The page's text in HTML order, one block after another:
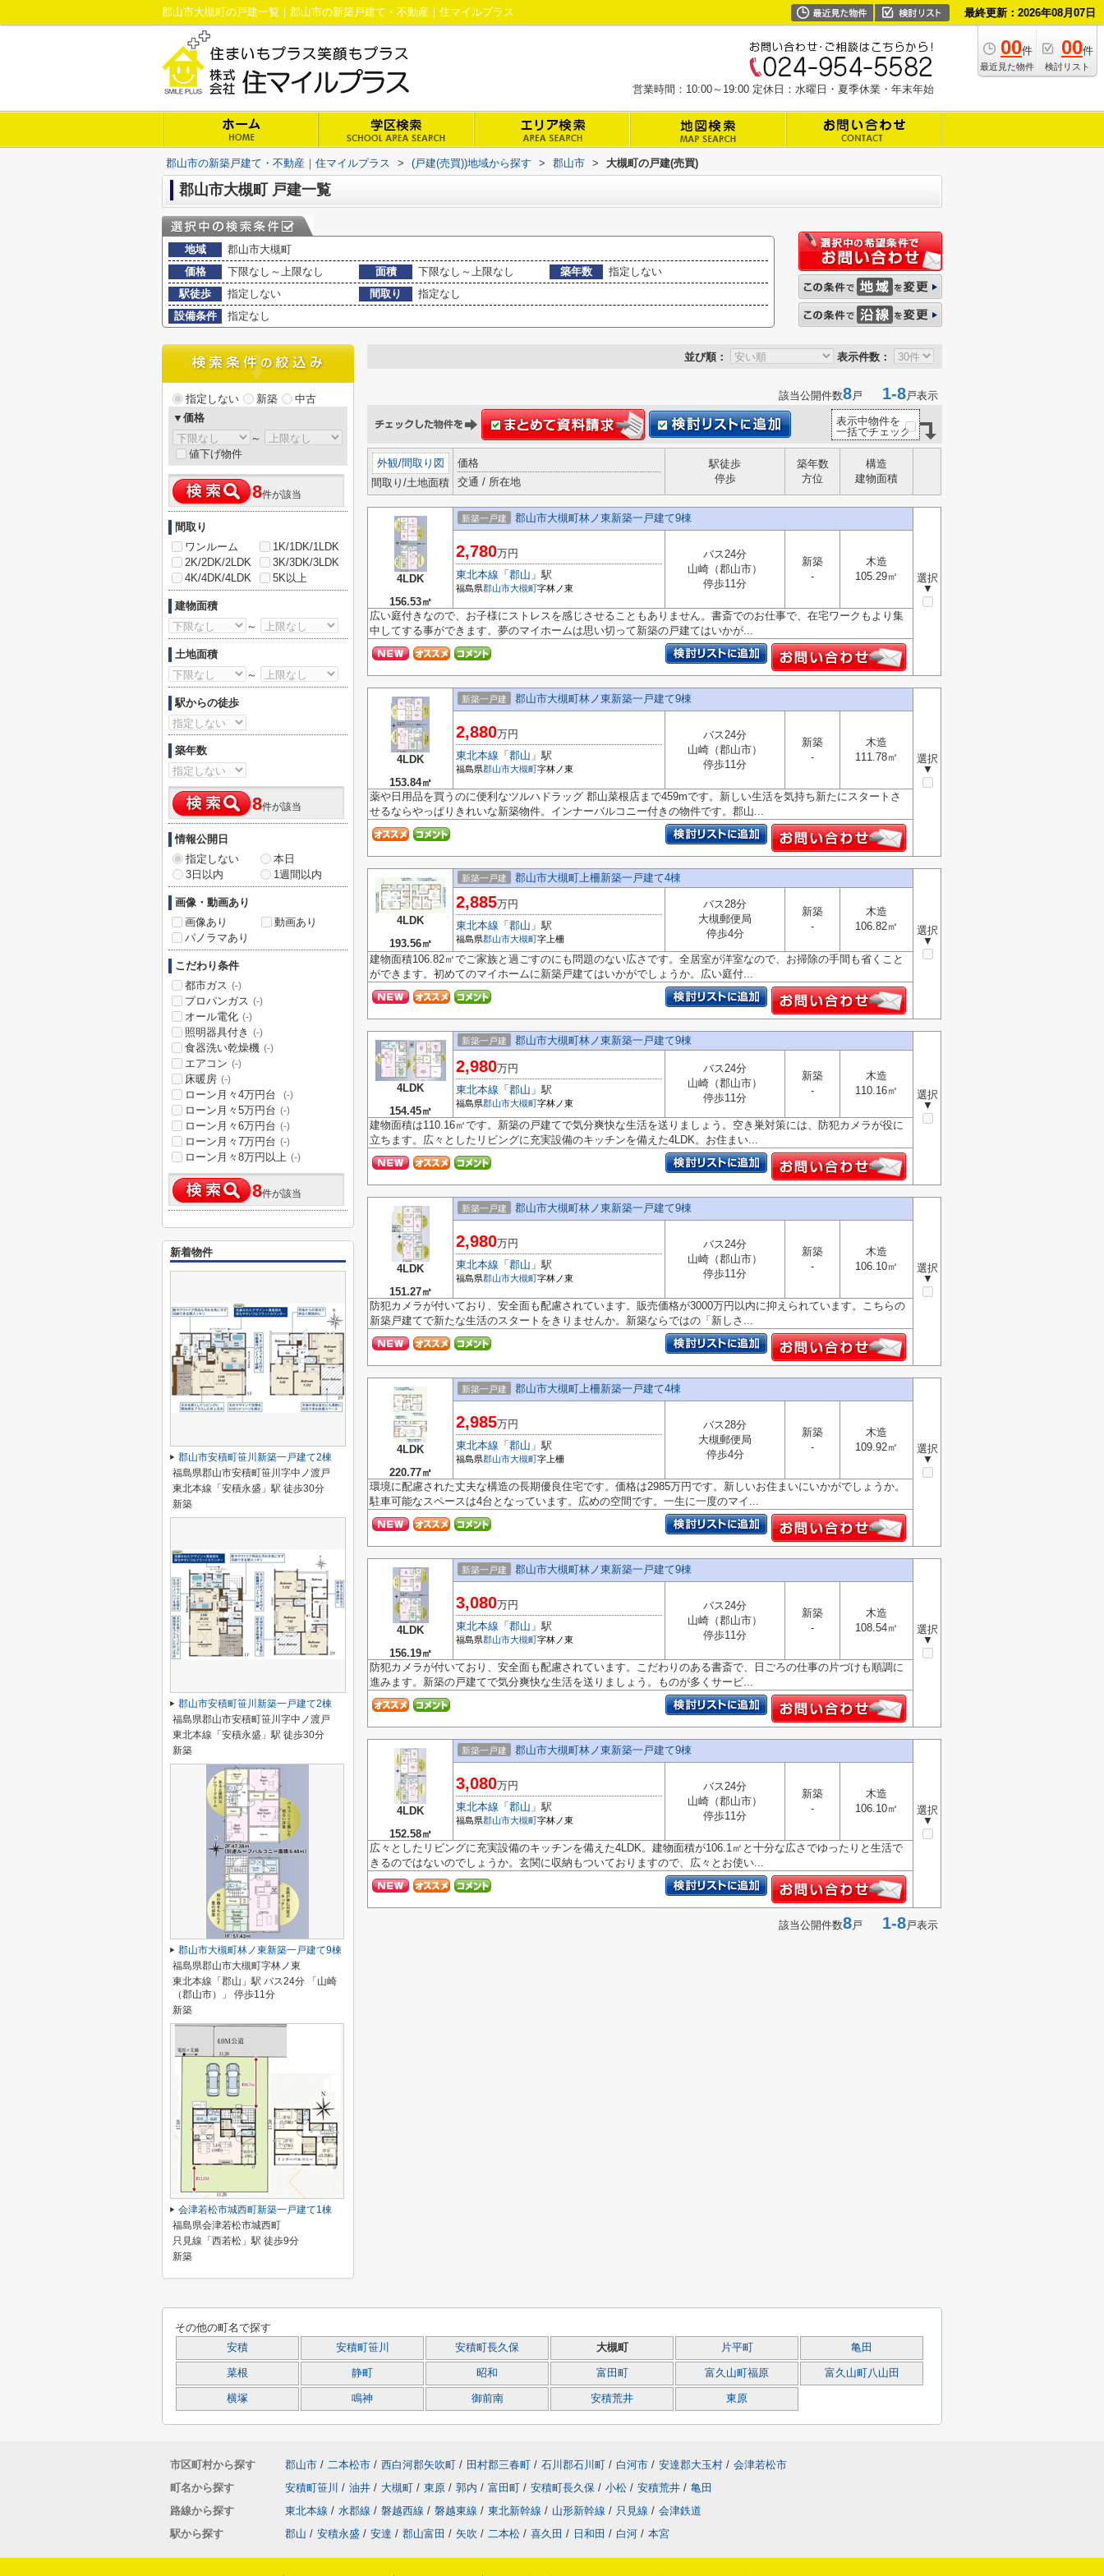
郡山市大槻町の戸建一覧｜郡山市の新築戸建て・不動産｜住マイルプラス 最終更新：2026年08月07日
00件
最近見た物件
00件
検討リスト
営業時間：10:00～19:00 定休日：水曜日・夏季休業・年末年始
郡山市の新築戸建て・不動産｜住マイルプラス > (戸建(売買))地域から探す > 郡山市 > 大槻町の戸建(売買)
郡山市大槻町 戸建一覧
地域
郡山市大槻町
価格
下限なし～上限なし 面積 下限なし～上限なし 築年数
指定しない
駅徒歩
指定しない 間取り
指定なし
設備条件
指定なし
並び順： 表示件数：
該当公開件数8戸 1-8戸表示
表示中物件を
一括でチェック
外観/間取り図
間取り/土地面積
価格
交通 / 所在地
駅徒歩
停歩
築年数
方位
構造
建物面積
4LDK
156.53㎡
新築一戸建 郡山市大槻町林ノ東新築一戸建て9棟
選択
▼
2,780万円
東北本線 「 郡山 」駅
福島県郡山市大槻町字林ノ東
バス24分
山崎（郡山市）
停歩11分
新築
-
木造
105.29㎡
広い庭付きなので、お子様にストレスを感じさせることもありません。書斎でのお仕事で、在宅ワークもより集
中してする事ができます。夢のマイホームは思い切って新築の戸建てはいかが...
4LDK
153.84㎡
新築一戸建 郡山市大槻町林ノ東新築一戸建て9棟
選択
▼
2,880万円
東北本線 「 郡山 」駅
福島県郡山市大槻町字林ノ東
バス24分
山崎（郡山市）
停歩11分
新築
-
木造
111.78㎡
薬や日用品を買うのに便利なツルハドラッグ 郡山菜根店まで459mです。新しい生活を気持ち新たにスタートさ
せるならやっぱりきれいな新築物件。インナーバルコニー付きの物件です。郡山...
4LDK
193.56㎡
新築一戸建 郡山市大槻町上柵新築一戸建て4棟
選択
▼
2,885万円
東北本線 「 郡山 」駅
福島県郡山市大槻町字上柵
バス28分
大槻郵便局
停歩4分
新築
-
木造
106.82㎡
建物面積106.82㎡でご家族と過ごすのにも問題のない広さです。全居室が洋室なので、お掃除の手間も省くこと
ができます。初めてのマイホームに新築戸建てはいかがでしょうか。広い庭付...
4LDK
154.45㎡
新築一戸建 郡山市大槻町林ノ東新築一戸建て9棟
選択
▼
2,980万円
東北本線 「 郡山 」駅
福島県郡山市大槻町字林ノ東
バス24分
山崎（郡山市）
停歩11分
新築
-
木造
110.16㎡
建物面積は110.16㎡です。新築の戸建てで気分爽快な生活を送りましょう。空き巣対策には、防犯カメラが役に
立ちます。広々としたリビングに充実設備のキッチンを備えた4LDK。お住まい...
4LDK
151.27㎡
新築一戸建 郡山市大槻町林ノ東新築一戸建て9棟
選択
▼
2,980万円
東北本線 「 郡山 」駅
福島県郡山市大槻町字林ノ東
バス24分
山崎（郡山市）
停歩11分
新築
-
木造
106.10㎡
防犯カメラが付いており、安全面も配慮されています。販売価格が3000万円以内に抑えられています。こちらの
新築戸建てで新たな生活のスタートをきりませんか。新築ならではの「新しさ...
4LDK
220.77㎡
新築一戸建 郡山市大槻町上柵新築一戸建て4棟
選択
▼
2,985万円
東北本線 「 郡山 」駅
福島県郡山市大槻町字上柵
バス28分
大槻郵便局
停歩4分
新築
-
木造
109.92㎡
環境に配慮された丈夫な構造の長期優良住宅です。価格は2985万円です。新しいお住まいにいかがでしょうか。
駐車可能なスペースは4台となっています。広めの空間です。一生に一度のマイ...
4LDK
156.19㎡
新築一戸建 郡山市大槻町林ノ東新築一戸建て9棟
選択
▼
3,080万円
東北本線 「 郡山 」駅
福島県郡山市大槻町字林ノ東
バス24分
山崎（郡山市）
停歩11分
新築
-
木造
108.54㎡
防犯カメラが付いており、安全面も配慮されています。こだわりのある書斎で、日ごろの仕事の片づけも順調に
進みます。新築の戸建てで気分爽快な生活を送りましょう。ものが多くサービ...
4LDK
152.58㎡
新築一戸建 郡山市大槻町林ノ東新築一戸建て9棟
選択
▼
3,080万円
東北本線 「 郡山 」駅
福島県郡山市大槻町字林ノ東
バス24分
山崎（郡山市）
停歩11分
新築
-
木造
106.10㎡
広々としたリビングに充実設備のキッチンを備えた4LDK。建物面積が106.1㎡と十分な広さでゆったりと生活で
きるのではないのでしょうか。玄関に収納もついておりますので、広々とお使い...
該当公開件数8戸 1-8戸表示
指定しない 新築
中古
▼価格
～
値下げ物件
8件が該当
間取り
ワンルーム
1K/1DK/1LDK
2K/2DK/2LDK
3K/3DK/3LDK
4K/4DK/4LDK
5K以上
建物面積
～
土地面積
～
駅からの徒歩
築年数
8件が該当
情報公開日
指定しない
本日
3日以内
1週間以内
画像・動画あり
画像あり
動画あり
パノラマあり
こだわり条件
都市ガス (-)
プロパンガス (-)
オール電化 (-)
照明器具付き (-)
食器洗い乾燥機 (-)
エアコン (-)
床暖房 (-)
ローン月々4万円台 (-)
ローン月々5万円台 (-)
ローン月々6万円台 (-)
ローン月々7万円台 (-)
ローン月々8万円以上 (-)
8件が該当
新着物件
郡山市安積町笹川新築一戸建て2棟
福島県郡山市安積町笹川字中ノ渡戸
東北本線「安積永盛」駅 徒歩30分
新築
郡山市安積町笹川新築一戸建て2棟
福島県郡山市安積町笹川字中ノ渡戸
東北本線「安積永盛」駅 徒歩30分
新築
郡山市大槻町林ノ東新築一戸建て9棟
福島県郡山市大槻町字林ノ東
東北本線「郡山」駅 バス24分 「山崎
（郡山市）」 停歩11分
新築
会津若松市城西町新築一戸建て1棟
福島県会津若松市城西町
只見線「西若松」駅 徒歩9分
新築
その他の町名で探す
安積 安積町笹川 安積町長久保 大槻町 片平町 亀田
菜根 静町 昭和 富田町 富久山町福原 富久山町八山田
横塚 鳴神 御前南 安積荒井 東原
市区町村から探す 郡山市 / 二本松市 / 西白河郡矢吹町 / 田村郡三春町 / 石川郡石川町 / 白河市 / 安達郡大玉村 / 会津若松市
町名から探す
安積町笹川 / 油井 / 大槻町 / 東原 / 郭内 / 富田町 / 安積町長久保 / 小松 / 安積荒井 / 亀田
路線から探す
東北本線 / 水郡線 / 磐越西線 / 磐越東線 / 東北新幹線 / 山形新幹線 / 只見線 / 会津鉄道
駅から探す
郡山 / 安積永盛 / 安達 / 郡山富田 / 矢吹 / 二本松 / 喜久田 / 日和田 / 白河 / 本宮